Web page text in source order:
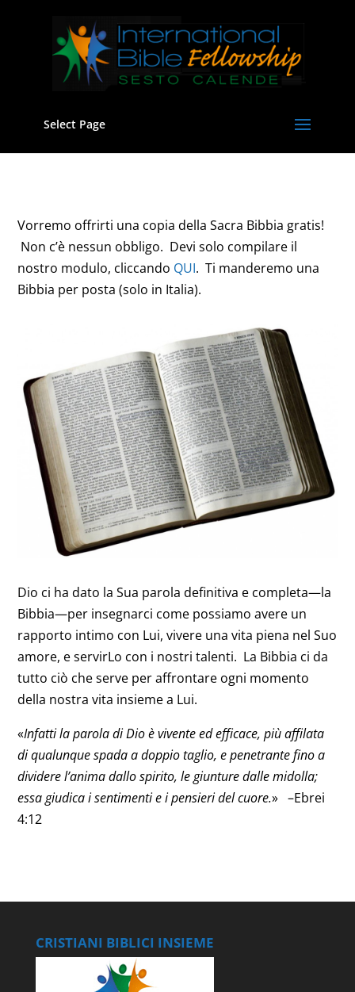
Select Page
Vorremo offrirti una copia della Sacra Bibbia gratis!
Non c’è nessun obbligo. Devi solo compilare il
nostro modulo, cliccando QUI. Ti manderemo una
Bibbia per posta (solo in Italia).
Dio ci ha dato la Sua parola definitiva e completa—la
Bibbia—per insegnarci come possiamo avere un
rapporto intimo con Lui, vivere una vita piena nel Suo
amore, e servirLo con i nostri talenti. La Bibbia ci da
tutto ciò che serve per affrontare ogni momento
della nostra vita insieme a Lui.
«Infatti la parola di Dio è vivente ed efficace, più affilata
di qualunque spada a doppio taglio, e penetrante fino a
dividere l’anima dallo spirito, le giunture dalle midolla;
essa giudica i sentimenti e i pensieri del cuore.» –Ebrei
4:12
CRISTIANI BIBLICI INSIEME